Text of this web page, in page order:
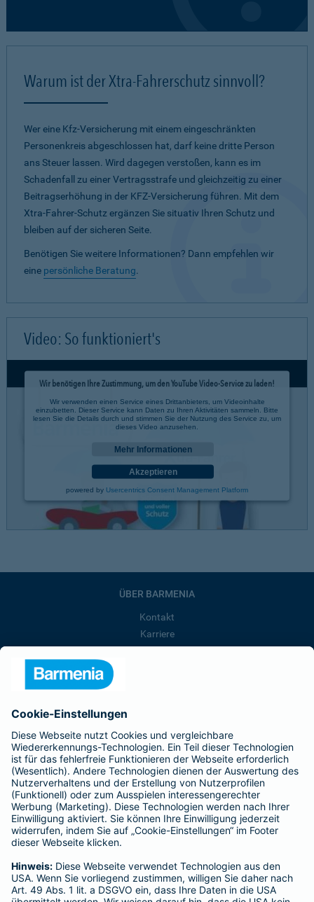
Warum ist der Xtra-Fahrerschutz sinnvoll?
Wer eine Kfz-Versicherung mit einem eingeschränkten
Personenkreis abgeschlossen hat, darf keine dritte Person
ans Steuer lassen. Wird dagegen verstoßen, kann es im
Schadenfall zu einer Vertragsstrafe und gleichzeitig zu einer
Beitragserhöhung in der KFZ-Versicherung führen. Mit dem
Xtra-Fahrer-Schutz ergänzen Sie situativ Ihren Schutz und
bleiben auf der sicheren Seite.
Benötigen Sie weitere Informationen? Dann empfehlen wir
eine persönliche Beratung.
Video: So funktioniert's
Wir benötigen Ihre Zustimmung, um den YouTube Video-Service zu laden!
Wir verwenden einen Service eines Drittanbieters, um Videoinhalte
einzubetten. Dieser Service kann Daten zu Ihren Aktivitäten sammeln. Bitte
lesen Sie die Details durch und stimmen Sie der Nutzung des Service zu, um
dieses Video anzusehen.
Mehr Informationen
Akzeptieren
powered by Usercentrics Consent Management Platform
ÜBER BARMENIA
Kontakt
Karriere
Barmenia ist Teil der BarmeniaGothaer
BELIEBTE SEITEN
Kranken-Zusatzversicherung
Tierversicherungen
Haftpflichtversicherung
Hausratversicherung
Adresse ändern
Schaden melden